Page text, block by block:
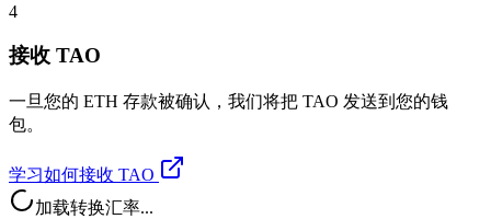
4
接收 TAO
一旦您的 ETH 存款被确认，我们将把 TAO 发送到您的钱
包。
学习如何接收 TAO
加载转换汇率...